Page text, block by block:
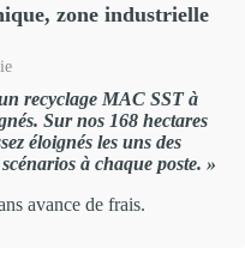
zone industrielle
recyclage MAC SST à
Sur nos 168 hectares
éloignés les uns des
à chaque poste. »
avance de frais.